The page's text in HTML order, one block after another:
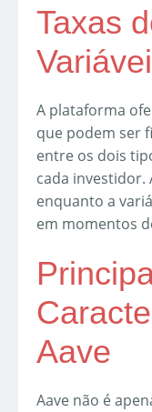
Taxas
A plataforma
que podem ser
entre os dois
cada investidor.
enquanto a
em momentos
Aave
Aave não é